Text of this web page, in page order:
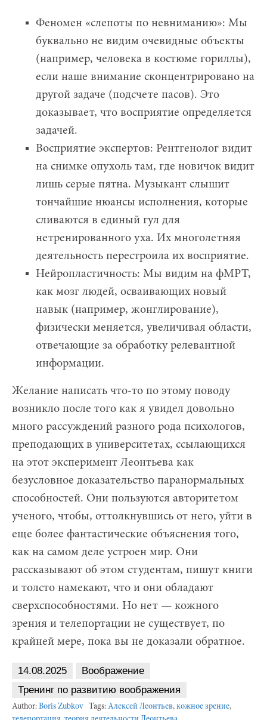
Феномен «слепоты по невниманию»: Мы
буквально не видим очевидные объекты
(например, человека в костюме гориллы),
если наше внимание сконцентрировано на
другой задаче (подсчете пасов). Это
доказывает, что восприятие определяется
задачей.
Восприятие экспертов: Рентгенолог видит
на снимке опухоль там, где новичок видит
лишь серые пятна. Музыкант слышит
тончайшие нюансы исполнения, которые
сливаются в единый гул для
нетренированного уха. Их многолетняя
деятельность перестроила их восприятие.
Нейропластичность: Мы видим на фМРТ,
как мозг людей, осваивающих новый
навык (например, жонглирование),
физически меняется, увеличивая области,
отвечающие за обработку релевантной
информации.
Желание написать что-то по этому поводу
возникло после того как я увидел довольно
много рассуждений разного рода психологов,
преподающих в университетах, ссылающихся
на этот эксперимент Леонтьева как
безусловное доказательство паранормальных
способностей. Они пользуются авторитетом
ученого, чтобы, оттолкнувшись от него, уйти в
еще более фантастические объяснения того,
как на самом деле устроен мир. Они
рассказывают об этом студентам, пишут книги
и толсто намекают, что и они обладают
сверхспособностями. Но нет — кожного
зрения и телепортации не существует, по
крайней мере, пока вы не доказали обратное.
14.08.2025
Воображение
Тренинг по развитию воображения
Author: Boris Zubkov Tags: Алексей Леонтьев, кожное зрение,